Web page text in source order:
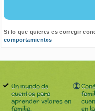
Si lo que quieres es corregir
comportamientos
Un mundo de
cuentos para
aprender valores en
familia.
en